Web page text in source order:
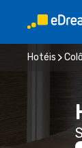
Hotéis